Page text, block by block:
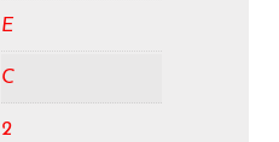
E
C
2